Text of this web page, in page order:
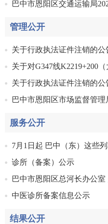
管理公开
关于行政执法证件注销的公
关于行政执法证件注销的公
服务公开
7月1日起 巴中（东）这些
诊所（备案）公示
中医诊所备案信息公示
结果公开